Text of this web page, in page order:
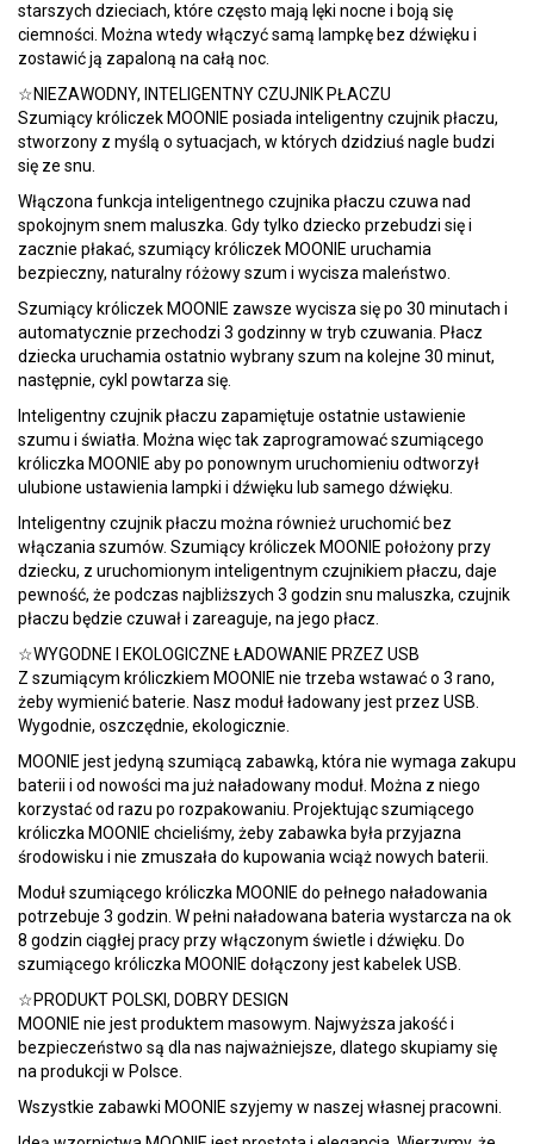
starszych dzieciach, które często mają lęki nocne i boją się
ciemności. Można wtedy włączyć samą lampkę bez dźwięku i
zostawić ją zapaloną na całą noc.
☆NIEZAWODNY, INTELIGENTNY CZUJNIK PŁACZU
Szumiący króliczek MOONIE posiada inteligentny czujnik płaczu,
stworzony z myślą o sytuacjach, w których dzidziuś nagle budzi
się ze snu.
Włączona funkcja inteligentnego czujnika płaczu czuwa nad
spokojnym snem maluszka. Gdy tylko dziecko przebudzi się i
zacznie płakać, szumiący króliczek MOONIE uruchamia
bezpieczny, naturalny różowy szum i wycisza maleństwo.
Szumiący króliczek MOONIE zawsze wycisza się po 30 minutach i
automatycznie przechodzi 3 godzinny w tryb czuwania. Płacz
dziecka uruchamia ostatnio wybrany szum na kolejne 30 minut,
następnie, cykl powtarza się.
Inteligentny czujnik płaczu zapamiętuje ostatnie ustawienie
szumu i światła. Można więc tak zaprogramować szumiącego
króliczka MOONIE aby po ponownym uruchomieniu odtworzył
ulubione ustawienia lampki i dźwięku lub samego dźwięku.
Inteligentny czujnik płaczu można również uruchomić bez
włączania szumów. Szumiący króliczek MOONIE położony przy
dziecku, z uruchomionym inteligentnym czujnikiem płaczu, daje
pewność, że podczas najbliższych 3 godzin snu maluszka, czujnik
płaczu będzie czuwał i zareaguje, na jego płacz.
☆WYGODNE I EKOLOGICZNE ŁADOWANIE PRZEZ USB
Z szumiącym króliczkiem MOONIE nie trzeba wstawać o 3 rano,
żeby wymienić baterie. Nasz moduł ładowany jest przez USB.
Wygodnie, oszczędnie, ekologicznie.
MOONIE jest jedyną szumiącą zabawką, która nie wymaga zakupu
baterii i od nowości ma już naładowany moduł. Można z niego
korzystać od razu po rozpakowaniu. Projektując szumiącego
króliczka MOONIE chcieliśmy, żeby zabawka była przyjazna
środowisku i nie zmuszała do kupowania wciąż nowych baterii.
Moduł szumiącego króliczka MOONIE do pełnego naładowania
potrzebuje 3 godzin. W pełni naładowana bateria wystarcza na ok
8 godzin ciągłej pracy przy włączonym świetle i dźwięku. Do
szumiącego króliczka MOONIE dołączony jest kabelek USB.
☆PRODUKT POLSKI, DOBRY DESIGN
MOONIE nie jest produktem masowym. Najwyższa jakość i
bezpieczeństwo są dla nas najważniejsze, dlatego skupiamy się
na produkcji w Polsce.
Wszystkie zabawki MOONIE szyjemy w naszej własnej pracowni.